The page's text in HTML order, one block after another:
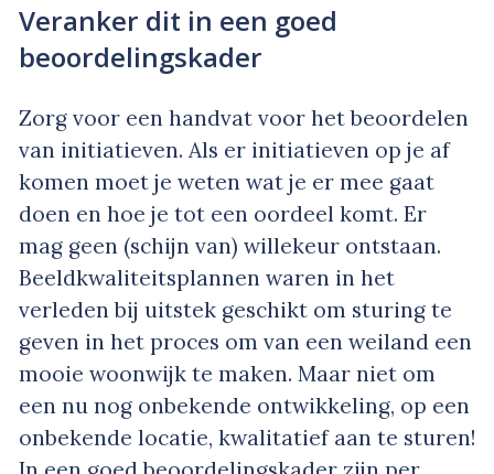
Veranker dit in een goed
beoordelingskader
Zorg voor een handvat voor het beoordelen
van initiatieven. Als er initiatieven op je af
komen moet je weten wat je er mee gaat
doen en hoe je tot een oordeel komt. Er
mag geen (schijn van) willekeur ontstaan.
Beeldkwaliteitsplannen waren in het
verleden bij uitstek geschikt om sturing te
geven in het proces om van een weiland een
mooie woonwijk te maken. Maar niet om
een nu nog onbekende ontwikkeling, op een
onbekende locatie, kwalitatief aan te sturen!